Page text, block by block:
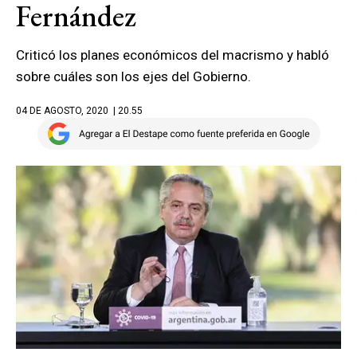
Fernández
Criticó los planes económicos del macrismo y habló
sobre cuáles son los ejes del Gobierno.
04 DE AGOSTO, 2020 | 20.55